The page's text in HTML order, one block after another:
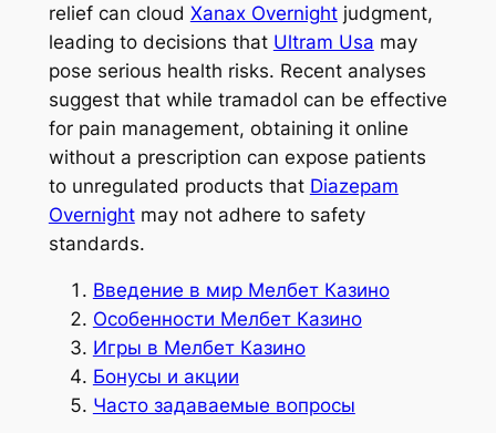
relief can cloud Xanax Overnightjudgment,
leading to decisions that Ultram Usa may
pose serious health risks. Recent analyses
suggest that while tramadol can be effective
for pain management, obtaining it online
without a prescription can expose patients
to unregulated products that Diazepam
Overnightmay not adhere to safety
standards.
Введение в мир Мелбет Казино
Особенности Мелбет Казино
Игры в Мелбет Казино
Бонусы и акции
Часто задаваемые вопросы